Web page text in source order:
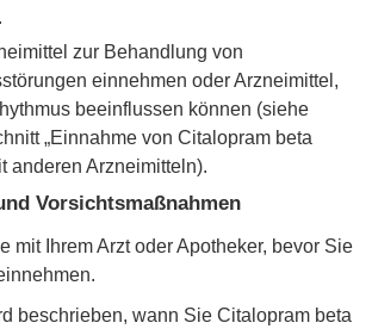
zur Behandlung von
einnehmen oder Arzneimittel,
beeinflussen können (siehe
„Einnahme von Citalopram beta
anderen Arzneimitteln).
Vorsichtsmaßnahmen
mit Ihrem Arzt oder Apotheker, bevor Sie
beschrieben, wann Sie Citalopram beta